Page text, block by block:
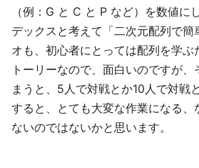
（例：G と C と P など）を数値に
デックスと考えて「二次元配列で
オも、初心者にとっては配列を学ぶ
トーリーなので、面白いのですが
まうと、5人で対戦とか10人で対戦
すると、とても大変な作業になる、
ないのではないかと思います。